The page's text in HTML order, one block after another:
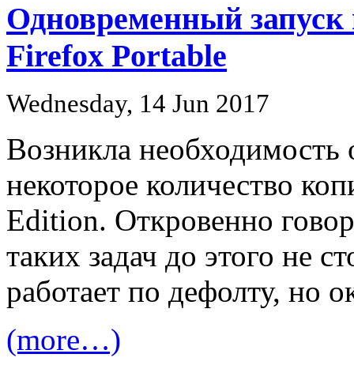
Одновременный запуск
Firefox Portable
Wednesday, 14 Jun 2017
Возникла необходимость
некоторое количество
Edition. Откровенно
таких задач до этого не
работает по дефолту, но
(more…)